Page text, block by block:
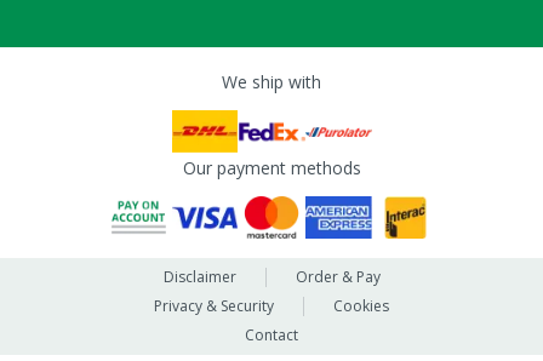
We ship with
Our payment methods
Disclaimer
Order & Pay
Privacy & Security
Cookies
Contact